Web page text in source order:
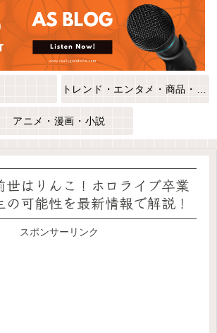
アニメ・漫画・小説
世はりんこ！ホロライブ卒業
可能性を最新情報で解説！
スポンサーリンク